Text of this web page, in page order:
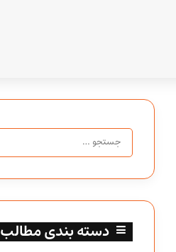
دسته بندی مطالب